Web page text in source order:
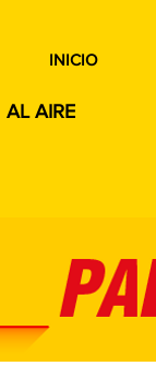
AL AIRE
INICIO